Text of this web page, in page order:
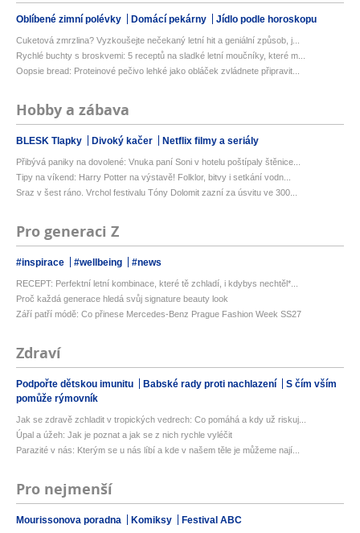
Oblíbené zimní polévky Domácí pekárny Jídlo podle horoskopu
Cuketová zmrzlina? Vyzkoušejte nečekaný letní hit a geniální způsob, j...
Rychlé buchty s broskvemi: 5 receptů na sladké letní moučníky, které m...
Oopsie bread: Proteinové pečivo lehké jako obláček zvládnete připravit...
Hobby a zábava
BLESK Tlapky Divoký kačer Netflix filmy a seriály
Přibývá paniky na dovolené: Vnuka paní Soni v hotelu poštípaly štěnice...
Tipy na víkend: Harry Potter na výstavě! Folklor, bitvy i setkání vodn...
Sraz v šest ráno. Vrchol festivalu Tóny Dolomit zazní za úsvitu ve 300...
Pro generaci Z
#inspirace #wellbeing #news
RECEPT: Perfektní letní kombinace, které tě zchladí, i kdybys nechtěl*...
Proč každá generace hledá svůj signature beauty look
Září patří módě: Co přinese Mercedes-Benz Prague Fashion Week SS27
Zdraví
Podpořte dětskou imunitu Babské rady proti nachlazení
S čím vším
pomůže rýmovník
Jak se zdravě zchladit v tropických vedrech: Co pomáhá a kdy už riskuj...
Úpal a úžeh: Jak je poznat a jak se z nich rychle vyléčit
Parazité v nás: Kterým se u nás líbí a kde v našem těle je můžeme nají...
Pro nejmenší
Mourissonova poradna Komiksy Festival ABC